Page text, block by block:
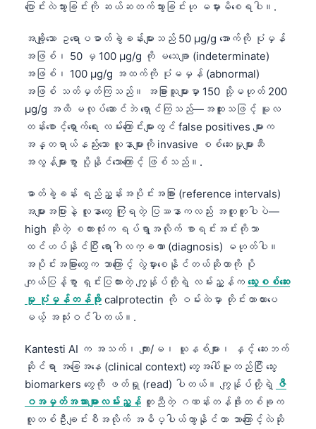
ပြောင်းလဲသွားခြင်းကို ဆယ်ဆတက်သွားခြင်းဟု မမှားမိစေရပါ။.
အချို့သော ဥရောပဓာတ်ခွဲခန်းများသည် 50 µg/g အောက်ကို ပုံမှန်
အဖြစ်၊ 50 မှ 100 µg/g ကို မသေချာ (indeterminate)
အဖြစ်၊ 100 µg/g အထက်ကို ပုံမမှန် (abnormal)
အဖြစ် သတ်မှတ်ကြသည်။ အခြားသူများမှာ 150 သို့မဟုတ် 200
µg/g အထိ မလုပ်ဆောင်ဘဲ ရှောင်ကြသည်—အထူးသဖြင့် မူလ
တန်းစောင့်ရှောက်ရေး လမ်းကြောင်းများတွင် false positives များက
အန္တရာယ်နည်းသော လူနာများကို invasive စစ်ဆေးမှုများဆီ
အလွန်များစွာ ပို့နိုင်သောကြောင့် ဖြစ်သည်။.
ဓာတ်ခွဲခန်း ရည်ညွှန်းအပိုင်းအခြား (reference intervals)
အများအပြားနဲ့ လူနာတွေ ကြုံရတဲ့ ပြဿနာကလည်း အတူတူပါပဲ—
high ဆိုတဲ့ စကားလုံးက ရပ်ရွာအလိုက် စာရင်းအင်းကိုသာ
ထင်ဟပ်နိုင်ပြီး ရောဂါလက္ခဏာ (diagnosis) မဟုတ်ပါ။
အပိုင်းအခြားတွေက ဘာကြောင့် လွဲမှားစေနိုင်တယ်ဆိုတာကို ပို
ကျယ်ပြန့်စွာ ရှင်းပြထားတဲ့ ကျွန်ုပ်တို့ရဲ့ လမ်းညွှန်က သွေးစစ်ဆေး
မှု ပုံမှန်တန်ဖိုး calprotectin ကို ဝမ်းထဲမှာ တိုင်းတာထားပေ
မယ့် အသုံးဝင်ပါတယ်။.
Kantesti AI က အသက်၊ ကျား/မ၊ ယူနစ်များ၊ နှင့် ဆေးဘက်
ဆိုင်ရာ အခြေအနေ (clinical context) တွေအပေါ်မူတည်ပြီး သွေး
biomarkers တွေကို ဖတ်ရှု (read) ပါတယ်။ ကျွန်ုပ်တို့ရဲ့ ဇီ
ဝအမှတ်အသားများလမ်းညွှန် တူညီတဲ့ ဂဏန်းတန်ဖိုးတစ်ခုက
လူတစ်ဦးချင်းစီအလိုက် အဓိပ္ပါယ်ကွာနိုင်တာ ဘာကြောင့်လဲဆို